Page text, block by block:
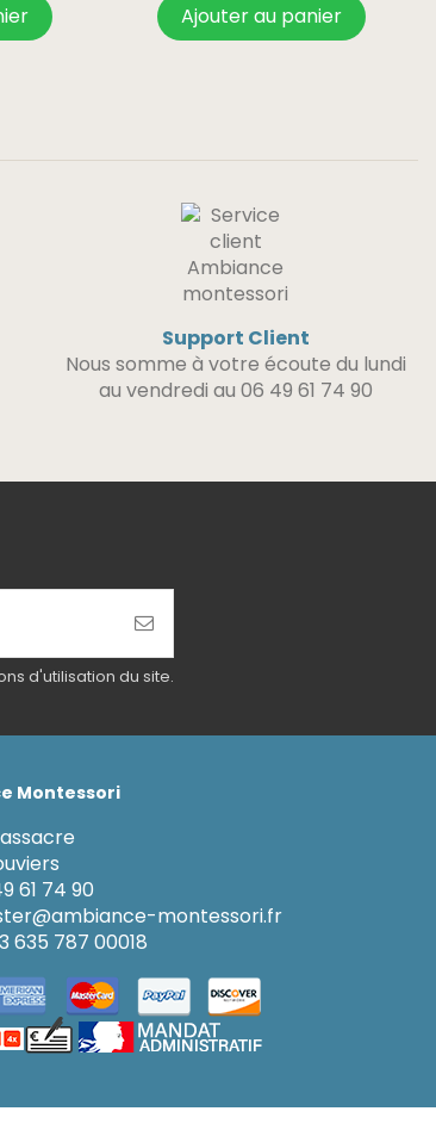
Ajouter au panier
Support Client
Nous somme à votre écoute du lundi
au vendredi au 06 49 61 74 90
d'utilisation du site.
Montessori
61 74 90
montessori.fr
635 787 00018